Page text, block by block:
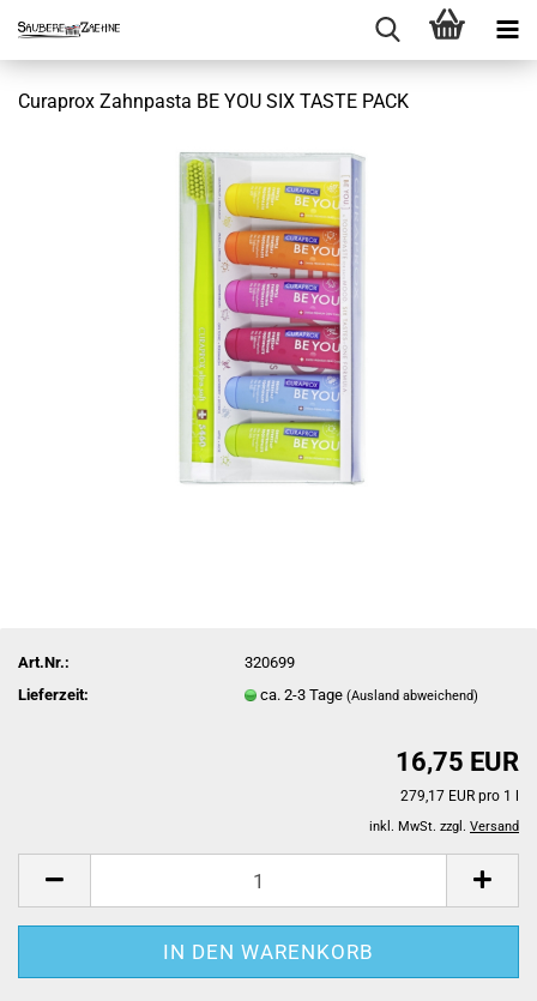
Curaprox Zahnpasta BE YOU SIX TASTE PACK
Art.Nr.:
320699
Lieferzeit:
ca. 2-3 Tage(Ausland abweichend)
16,75 EUR
279,17 EUR pro 1 l
inkl. MwSt. zzgl. Versand